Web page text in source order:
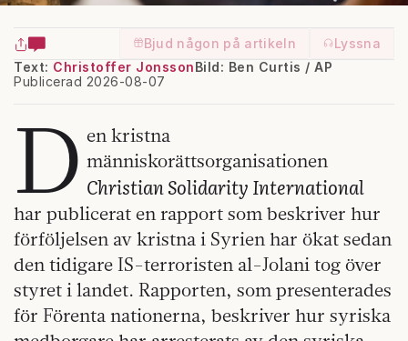
Bjud någon på artikeln
Lyssna
Text: Christoffer Jonsson
Publicerad 2026-08-07
Bild: Ben Curtis / AP
D en kristna
människorättsorganisationen
Christian Solidarity International
har publicerat en rapport som beskriver hur
förföljelsen av kristna i Syrien har ökat sedan
den tidigare IS-terroristen al-Jolani tog över
styret i landet. Rapporten, som presenterades
för Förenta nationerna, beskriver hur syriska